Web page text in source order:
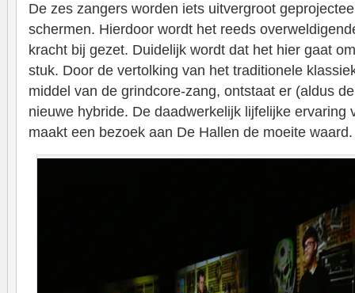
De zes zangers worden iets uitvergroot
schermen. Hierdoor wordt het reeds
kracht bij gezet. Duidelijk wordt dat het hier gaat
stuk. Door de vertolking van het traditionele
middel van de grindcore-zang, ontstaat er (aldus
nieuwe hybride. De daadwerkelijk lijfelijke ervaring
maakt een bezoek aan De Hallen de moeite waard.